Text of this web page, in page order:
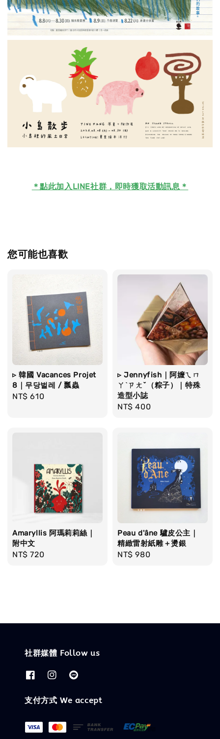
＊點此加入LINE社群，即時獲取活動訊息＊
您可能也喜歡
▹ 韓國 Vacances Projet
8｜무당벌레 / 瓢蟲
Regular
NT$ 610
▹ Jennyfish｜阿嬤ㄟㄇ
ㄚˋㄗㄤˇ（粽子）｜特殊
造型小誌
Regular
NT$ 400
Amaryllis 阿瑪莉莉絲｜
附中文
Regular
NT$ 720
Peau d'âne 驢皮公主｜
精緻雷射紙雕＋燙銀
Regular
NT$ 980
社群媒體 Follow us
支付方式 We accept